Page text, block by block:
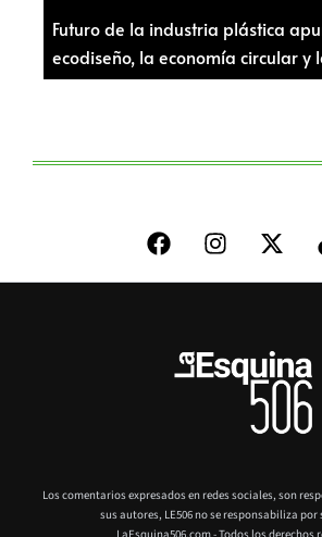
Futuro de la industria plástica
ecodiseño, la economía circular y
Los comentarios expresados en redes sociales, son
sus autores, LE506 no se responsabiliza